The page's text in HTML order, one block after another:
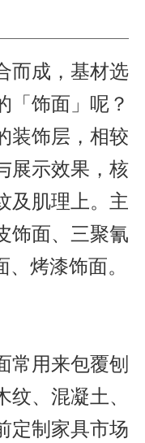
而成，基材选
「饰面」呢？
装饰层，相较
展示效果，核
及肌理上。主
饰面、三聚氰
烤漆饰面。
常用来包覆刨
、混凝土、
定制家具市场